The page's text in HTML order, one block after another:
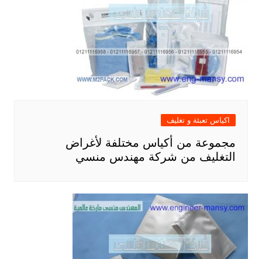
اكياس تعبئة و تغليف
مجموعة من أكياس مختلفة لأغراض
التغليف من شركة مهندس منسي